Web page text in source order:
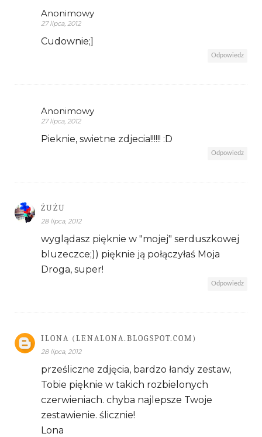
Anonimowy
27 lipca, 2012
Cudownie;]
Odpowiedz
Anonimowy
27 lipca, 2012
Pieknie, swietne zdjecia!!!!!! :D
Odpowiedz
ŻUŻU
28 lipca, 2012
wyglądasz pięknie w "mojej" serduszkowej
bluzeczce;)) pięknie ją połączyłaś Moja
Droga, super!
Odpowiedz
ILONA (LENALONA.BLOGSPOT.COM)
28 lipca, 2012
prześliczne zdjęcia, bardzo łandy zestaw,
Tobie pięknie w takich rozbielonych
czerwieniach. chyba najlepsze Twoje
zestawienie. ślicznie!
Lona